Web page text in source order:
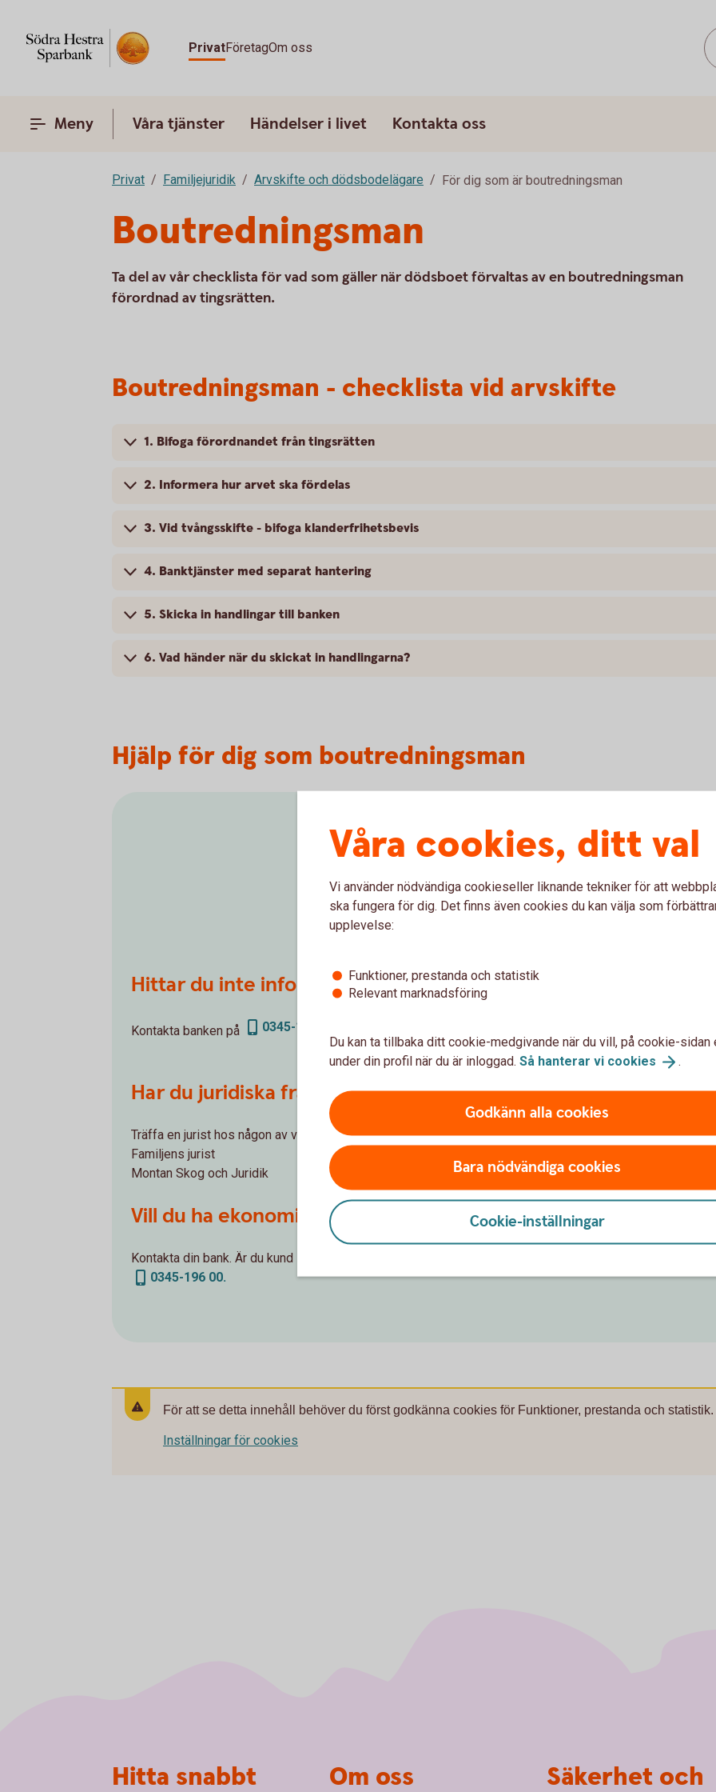
PrivatFöretagOm oss
Meny Våra tjänster Händelser i livet Kontakta oss
Privat Familjejuridik Arvskifte och dödsbodelägare För dig som är boutredningsman
Boutredningsman
Ta del av vår checklista för vad som gäller när dödsboet förvaltas av en boutredningsman
förordnad av tingsrätten.
Boutredningsman - checklista vid arvskifte
1. Bifoga förordnandet från tingsrätten
2. Informera hur arvet ska fördelas
3. Vid tvångsskifte - bifoga klanderfrihetsbevis
4. Banktjänster med separat hantering
5. Skicka in handlingar till banken
6. Vad händer när du skickat in handlingarna?
Hjälp för dig som boutredningsman
Hittar du inte informationen du söker? Behöver du annan hjälp?
Kontakta banken på 0345-19600
Har du juridiska frågor om bouppteckning och arvskifte?
Träffa en jurist hos någon av våra samarbetspartners:
Familjens jurist
Montan Skog och Juridik
Vill du ha ekonomisk rådgivning, till exempel placering av arv?
Kontakta din bank. Är du kund i Södra Hestra Sparbank är du alltid välkommen att ringa
0345-196 00.
Har du
frågor?
För att se detta innehåll behöver du först godkänna cookies för Funktioner, prestanda och statistik.
Inställningar för cookies
Våra cookies, ditt val
Vi använder nödvändiga cookieseller liknande tekniker för att
ska fungera för dig. Det finns även cookies du kan välja som
upplevelse:
Funktioner, prestanda och statistik
Relevant marknadsföring
Du kan ta tillbaka ditt cookie-medgivande när du vill, på cookie-sidan
under din profil när du är inloggad. Så hanterar vi cookies .
Godkänn alla cookies
Bara nödvändiga cookies
Cookie-inställningar
Hitta snabbt Om oss Säkerhet och